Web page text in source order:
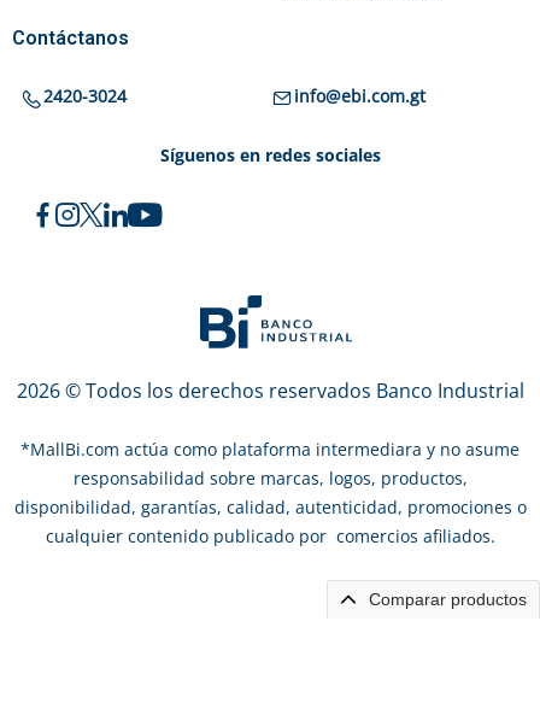
Contáctanos
2420-3024 info@ebi.com.gt
Síguenos en redes sociales
2026 © Todos los derechos reservados Banco Industrial
*MallBi.com actúa como plataforma intermediara y no asume
responsabilidad sobre marcas, logos, productos,
disponibilidad, garantías, calidad, autenticidad, promociones o
cualquier contenido publicado por comercios afiliados.
Comparar productos